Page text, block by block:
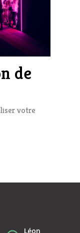
de
votre
Léon